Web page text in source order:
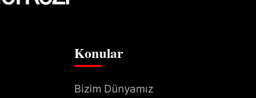
Konular
Bizim Dünyamız